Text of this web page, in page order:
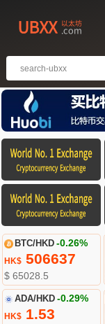
BTC/HKD -0.26%
HK$506637
$ 65028.5
ADA/HKD -0.29%
HK$1.53